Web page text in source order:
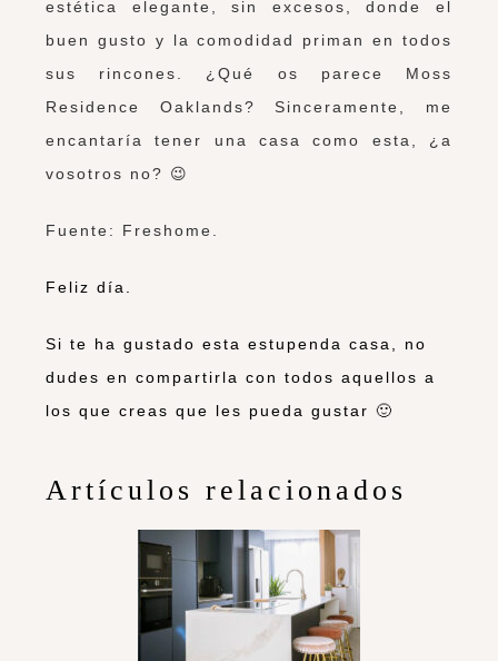
estética elegante, sin excesos, donde el
buen gusto y la comodidad priman en todos
sus rincones. ¿Qué os parece Moss
Residence Oaklands? Sinceramente, me
encantaría tener una casa como esta, ¿a
vosotros no? 😉
Fuente: Freshome
Feliz día.
Si te ha gustado esta estupenda casa, no
dudes en compartirla con todos aquellos a
los que creas que les pueda gustar 🙂
Artículos relacionados